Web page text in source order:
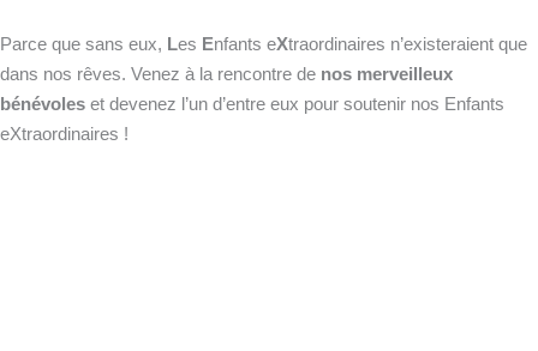
Parce que sans eux, Les Enfants eXtraordinaires n’existeraient que
dans nos rêves. Venez à la rencontre de nos merveilleux
bénévoles et devenez l’un d’entre eux pour soutenir nos Enfants
eXtraordinaires !